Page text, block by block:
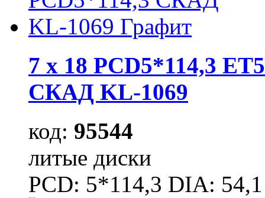
7 x 18 PCD5*114,3
СКАД KL-1069
код: 95544
литые диски
PCD: 5*114,3 DIA: 54,1